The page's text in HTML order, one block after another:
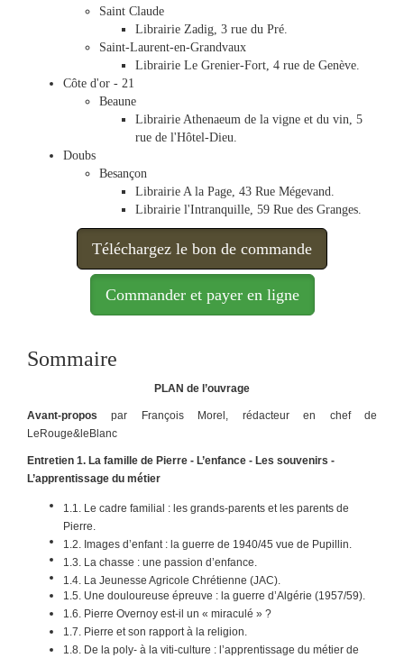
Saint Claude
Librairie Zadig, 3 rue du Pré.
Saint-Laurent-en-Grandvaux
Librairie Le Grenier-Fort, 4 rue de Genève.
Côte d'or - 21
Beaune
Librairie Athenaeum de la vigne et du vin, 5
rue de l'Hôtel-Dieu.
Doubs
Besançon
Librairie A la Page, 43 Rue Mégevand.
Librairie l'Intranquille, 59 Rue des Granges.
Téléchargez le bon de commande
Commander et payer en ligne
Sommaire
PLAN de l’ouvrage
Avant-propos par François Morel, rédacteur en chef de
LeRouge&leBlanc
Entretien 1. La famille de Pierre - L’enfance - Les souvenirs -
L’apprentissage du métier
1.1. Le cadre familial : les grands-parents et les parents de
Pierre.
1.2. Images d’enfant : la guerre de 1940/45 vue de Pupillin.
1.3. La chasse : une passion d’enfance.
1.4. La Jeunesse Agricole Chrétienne (JAC).
1.5. Une douloureuse épreuve : la guerre d’Algérie (1957/59).
1.6. Pierre Overnoy est-il un « miraculé » ?
1.7. Pierre et son rapport à la religion.
1.8. De la poly- à la viti-culture : l’apprentissage du métier de